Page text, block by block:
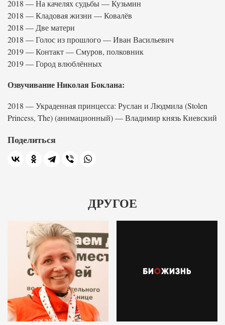
2018 — На качелях судьбы — Кузьмин
2018 — Кладовая жизни — Ковалёв
2018 — Две матери
2018 — Голос из прошлого — Иван Васильевич
2019 — Контакт — Смуров, полковник
2019 — Город влюблённых
Озвучивание Николая Боклана:
2018 — Украденная принцесса: Руслан и Людмила (Stolen
Princess, The) (анимационный) — Владимир князь Киевский
Поделиться
ДРУГОЕ